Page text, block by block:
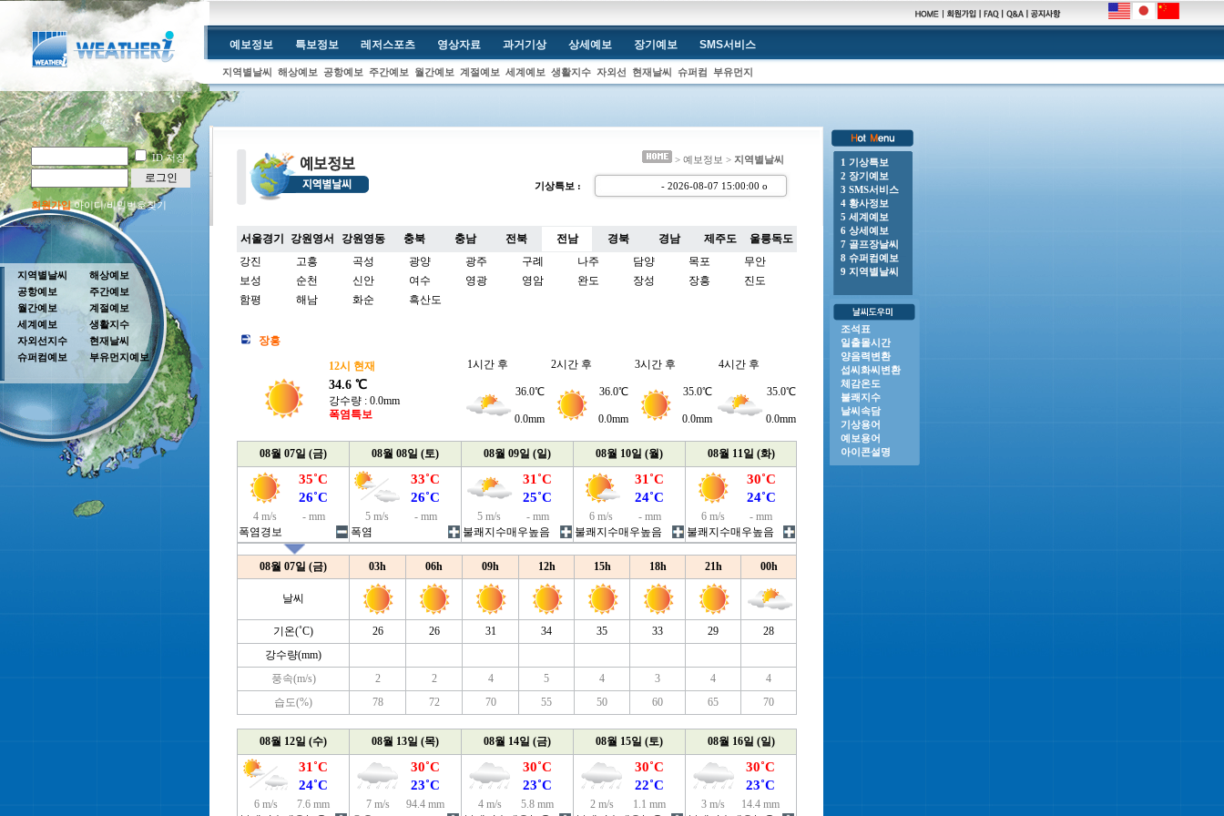
ID 저장
로그인
회원가입아이디/비밀번호찾기
예보정보 특보정보 레저스포츠 영상자료 과거기상 상세예보 장기예보 SMS서비스
지역별날씨 해상예보 공항예보 주간예보 월간예보 계절예보 세계예보 생활지수 자외선 현재날씨 슈퍼컴 부유먼지
> 예보정보 > 지역별날씨
기상특보 : - 2026-08-07 15:00:00 o 강풍주의보 : 전라남도(거문도.초도), 제주도(제주도산지, 제주시동부, 서귀포시서부, 서귀포시남부,
지역별날씨
공항예보
월간예보
세계예보
자외선지수
슈퍼컴예보
해상예보
주간예보
계절예보
생활지수
현재날씨
부유먼지예보
서울경기 강원영서 강원영동 충북 충남 전북 전남 경북 경남 제주도
울릉독도
강진
고흥 곡성 광양 광주 구례 나주 담양 목포
무안
보성
순천 신안 여수 영광 영암 완도 장성 장흥
진도
함평
해남 화순 흑산도
장흥
12시 현재
34.6 ℃
강수량 : 0.0mm
폭염특보
1시간 후
36.0℃
0.0mm
2시간 후
36.0℃
0.0mm
3시간 후
35.0℃
0.0mm
4시간 후
35.0℃
0.0mm
08월 07일 (금) 08월 08일 (토) 08월 09일 (일) 08월 10일 (월) 08월 11일 (화)
35˚C
26˚C
4 m/s
- mm
폭염경보
33˚C
26˚C
5 m/s
- mm
폭염
31˚C
25˚C
5 m/s
- mm
불쾌지수매우높음
31˚C
24˚C
6 m/s
- mm
불쾌지수매우높음
30˚C
24˚C
6 m/s
- mm
불쾌지수매우높음
08월 07일 (금) 03h 06h 09h 12h 15h 18h 21h 00h
날씨
기온(˚C) 26 26 31 34 35 33 29
28
강수량(mm)
풍속(m/s)
2 2 4 5 4 3 4
4
습도(%)
78 72 70 55 50 60 65 70
08월 12일 (수) 08월 13일 (목) 08월 14일 (금) 08월 15일 (토) 08월 16일 (일)
31˚C
24˚C
6 m/s
7.6 mm
30˚C
23˚C
7 m/s
94.4 mm
30˚C
23˚C
4 m/s
5.8 mm
30˚C
22˚C
2 m/s
1.1 mm
30˚C
23˚C
3 m/s
14.4 mm
1 기상특보
2 장기예보
3 SMS서비스
4 황사정보
5 세계예보
6 상세예보
7 골프장날씨
8 슈퍼컴예보
9 지역별날씨
조석표
일출몰시간
양음력변환
섭씨화씨변환
체감온도
불쾌지수
날씨속담
기상용어
예보용어
아이콘설명